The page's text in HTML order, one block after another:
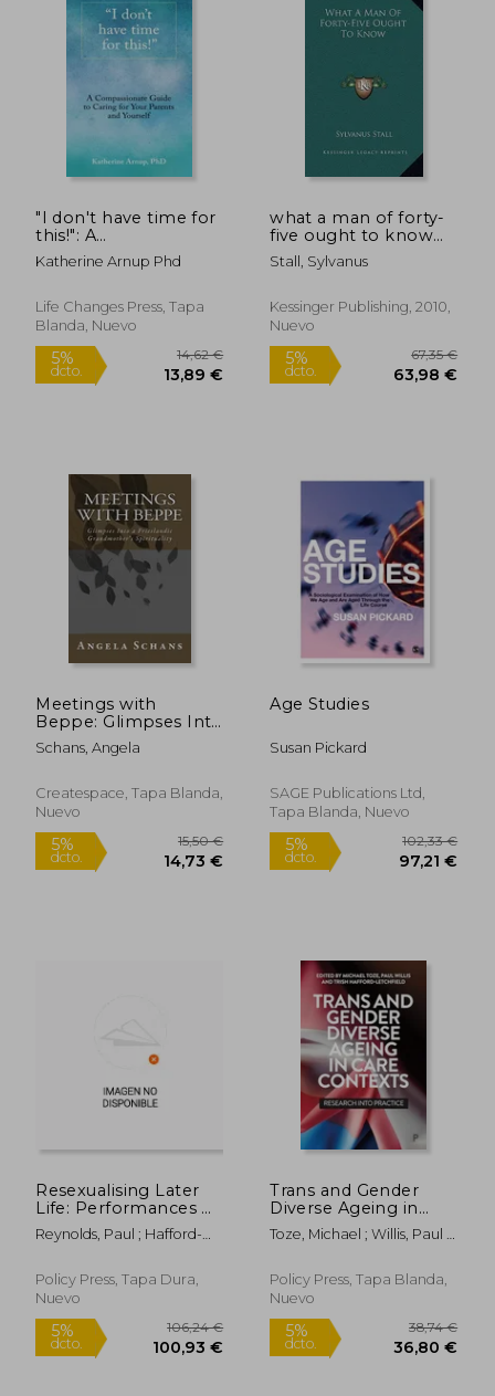
dcto. 137,16 € dcto.
5%
dcto.
275,15 € 5%
dcto.
"I don't have time for
this!": A
Compassionate Guide
to Caring for Your
(en Inglés)
Katherine Arnup Phd
Life Changes Press, Tapa
Blanda, Nuevo
5%
dcto.
what a man of forty-
five ought to know
(en Inglés)
Stall, Sylvanus
Kessinger Publishing, 2010,
Nuevo
5%
dcto.
Meetings with
Beppe: Glimpses Into
a Frieslandic
Grandmother's
Schans, Angela
Createspace, Tapa Blanda,
Nuevo
Age Studies
Susan Pickard
SAGE Publications Ltd,
Tapa Blanda, Nuevo
Resexualising Later
Life: Performances of
Older Sexual and
Intimate Citizenship
Reynolds, Paul ; Hafford-
Paul
Policy Press, Tapa Dura,
Nuevo
Trans and Gender
Diverse Ageing in
Care Contexts:
Research Into
Toze, Michael ; Willis, Paul ;
Policy Press, Tapa Blanda,
Nuevo